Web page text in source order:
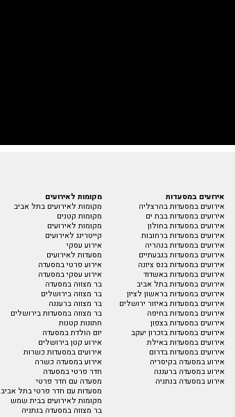
אירועים במסעדות
אירועים במסעדות בהרצליה
אירועים במסעדות בבת ים
אירועים במסעדות בחולון
אירועים במסעדות ברחובות
אירועים במסעדות בנהריה
אירועים במסעדות בגבעתיים
אירועים במסעדות בנס ציונה
אירועים במסעדות באשדוד
אירועים במסעדות בתל אביב
אירועים במסעדות בראשון לציון
אירועים במסעדות באיזור ירושלים
אירועים במסעדות בחיפה
אירועים במסעדות בצפון
אירועים במסעדות בזכרון יעקב
אירועים במסעדות באילת
אירועים במסעדות בדרום
אירוע במסעדה בקיסריה
אירוע במסעדה ברעננה
אירוע במסעדה בנתניה
מקומות לאירועים
מקומות לאירועים בתל אביב
מקומות קטנים
מקומות לאירועים
קייטרינג לאירועים
אירוע עסקי
מסעדות לאירועים
אירוע פרטי במסעדה
אירוע עסקי במסעדה
בר מצווה במסעדה
בר מצווה בירושלים
בר מצווה ברעננה
בר מצווה במסעדות בירושלים
חתונות קטנות
יום הולדת במסעדה
אירוע קטן בירושלים
אירועים במסעדות כשרות
אירוע במסעדה כשרה
חדר פרטי במסעדה
מסעדה עם חדר פרטי
מסעדות עם חדר פרטי בתל אביב
מקומות לאירועים בבית שמש
בר מצווה במסעדה בנתניה